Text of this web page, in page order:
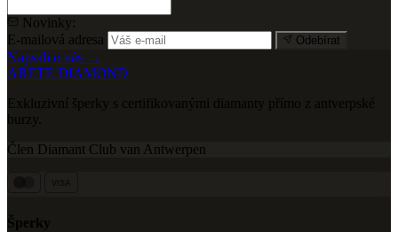
Novinky:
E-mailová adresa
Odebírat
Napsali o nás →
ARETE DIAMOND
Exkluzivní šperky s certifikovanými diamanty přímo z antverpské
burzy.
Člen Diamant Club van Antwerpen
Šperky